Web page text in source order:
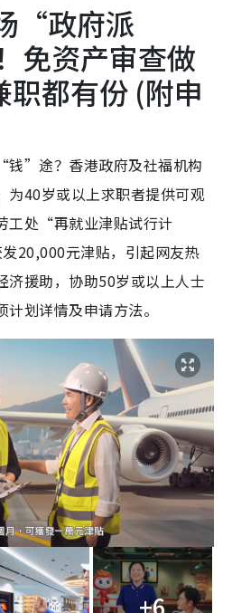
“政府派
免资产审查做
职都有份 (附申
钱”途？香港政府及社福机构
为40岁或以上求职者提供可观
工处“再就业津贴试行计
20,000元津贴，引起网友热
济援助，协助50岁或以上人士
划详情及申请方法。